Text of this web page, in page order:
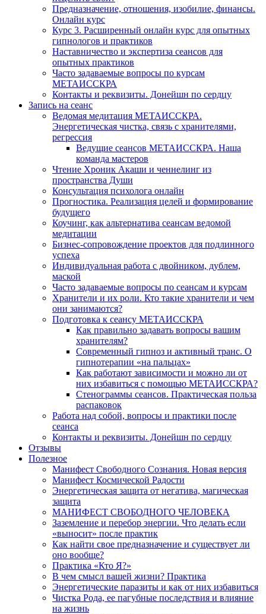
Предназначение, отношения, изобилие, финансы.
Онлайн курс
Курс 3. Расширенный онлайн курс для опытных
гипнологов и практиков
Наставничество и экспертиза сеансов для
опытных практиков
Часто задаваемые вопросы по курсам
МЕТАИССКРА
Контакты и реквизиты. Донейшн по сердцу
Запись на сеанс
Ведомая медитация МЕТАИССКРА.
Энергетическая чистка, связь с хранителями,
регрессия
Ведущие сеансов МЕТАИССКРА. Наша
команда мастеров
Чтение Хроник Акаши и ченнелинг из
пространства Души
Консультация психолога онлайн
Прогностика. Реализация целей и формирование
будущего
Коучинг, как альтернатива сеансам ведомой
медитации
Бизнес-сопровождение проектов для подлинного
успеха
Индивидуальная работа с двойником, дублем,
маской
Часто задаваемые вопросы по сеансам и курсам
Хранители и их роли. Кто такие хранители и чем
они занимаются?
Подготовка к сеансу МЕТАИССКРА
Как правильно задавать вопросы вашим
хранителям?
Современный гипноз и активный транс. О
гипнотерапии «на пальцах»
Как работают зависимости и можно ли от
них избавиться с помощью МЕТАИССКРА?
Стенограммы сеансов. Практическая польза
распаковок
Работа над собой, вопросы и практики после
сеанса
Контакты и реквизиты. Донейшн по сердцу
Отзывы
Полезное
Манифест Свободного Сознания. Новая версия
Манифест Космической Радости
Энергетическая защита от негатива, магическая
защита
МАНИФЕСТ СВОБОДНОГО ЧЕЛОВЕКА
Заземление и перебор энергии. Что делать если
«выносит» после практик
Как найти свое предназначение и существует ли
оно вообще?
Практика «Кто Я?»
В чем смысл вашей жизни? Практика
Энергетические паразиты и как от них избавиться
Чистка Рода, ее пагубные последствия и влияние
на жизнь